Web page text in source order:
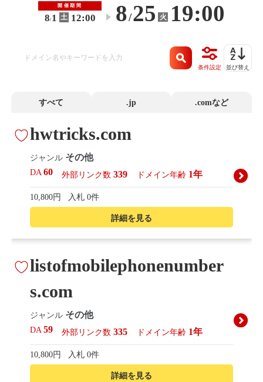
開催期間
8/1 土 12:00 〜 8/25 火 19:00
条件設定 並び替え
すべて .jp .comなど
詳細を見る
hwtricks.com
ジャンル その他
DA60 外部リンク数 339 ドメイン年齢 1年
10,800円 入札 0件
詳細を見る
listofmobilephonenumber
s.com
ジャンル その他
DA59 外部リンク数 335 ドメイン年齢 1年
10,800円 入札 0件